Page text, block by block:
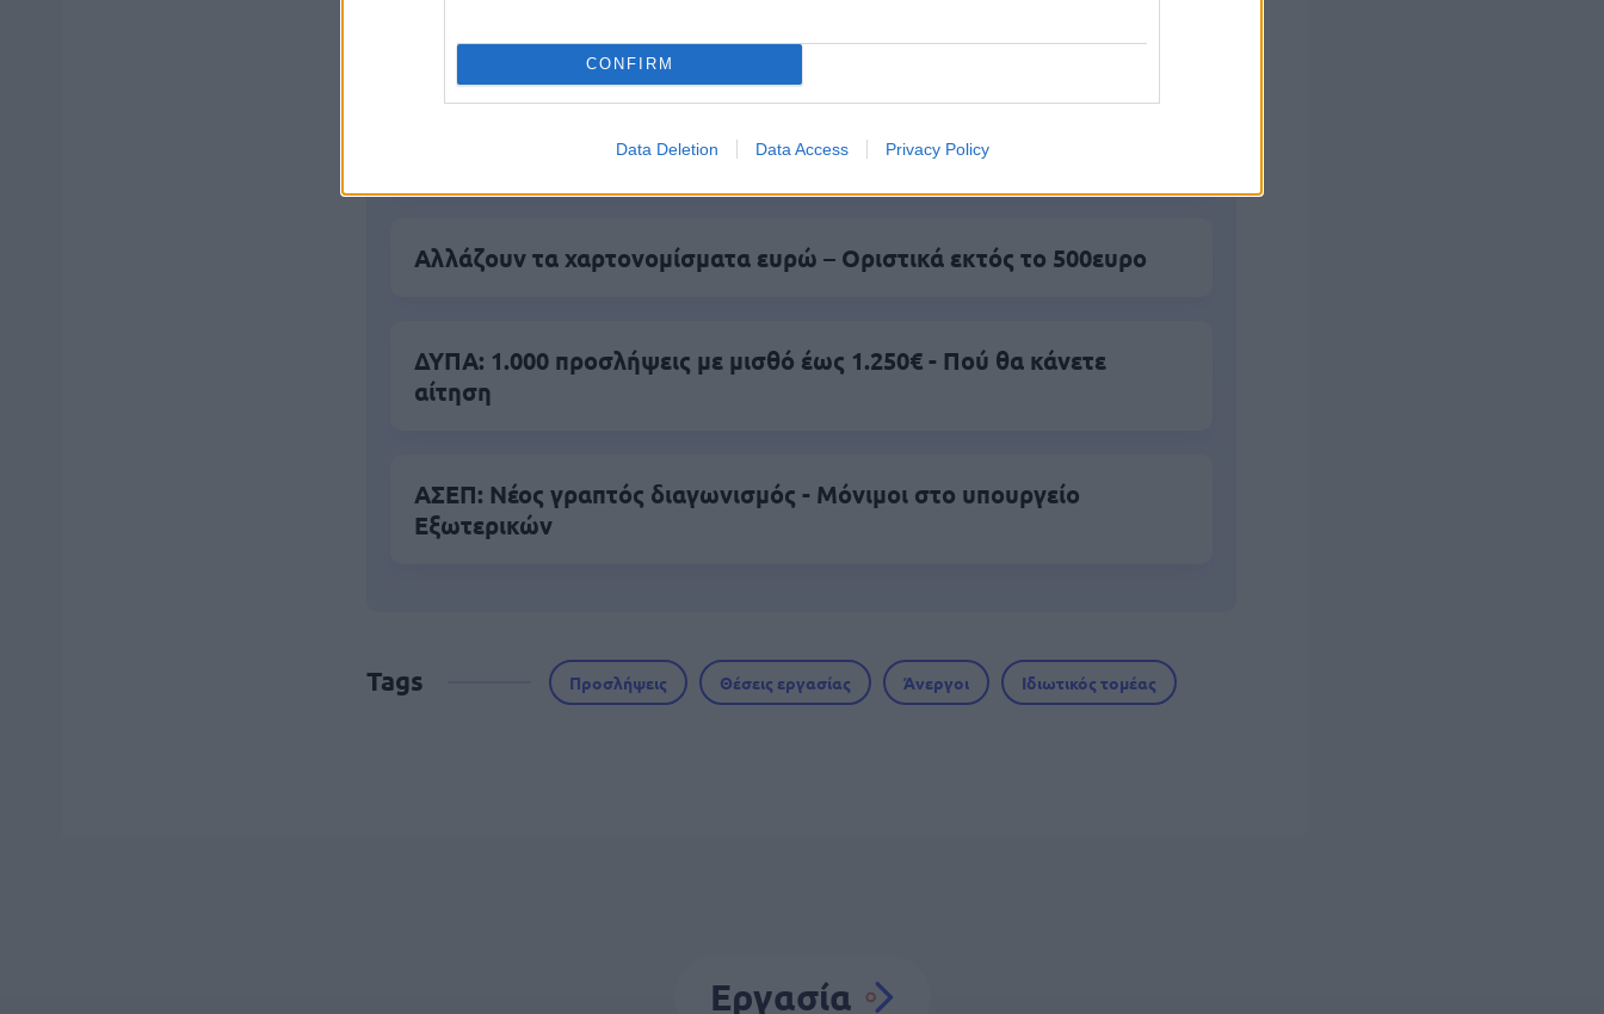
CONFIRM
Data Deletion Data Access Privacy Policy
Δημοφιλείς Ειδήσεις
ΑΣΕΠ: Αυτές είναι οι δύο επόμενες προκηρύξεις «μαμούθ» (με μόρια)
Αλλάζουν τα χαρτονομίσματα ευρώ – Οριστικά εκτός το 500ευρο
ΔΥΠΑ: 1.000 προσλήψεις με μισθό έως 1.250€ - Πού θα κάνετε
αίτηση
ΑΣΕΠ: Νέος γραπτός διαγωνισμός - Μόνιμοι στο υπουργείο
Εξωτερικών
Tags Προσλήψεις Θέσεις εργασίας Άνεργοι Ιδιωτικός τομέας
Εργασία